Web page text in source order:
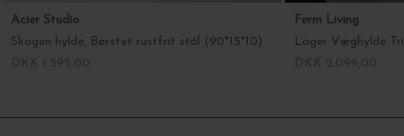
Acier Studio
Skagen hylde, Børstet rustfrit stål (90*15*10)
Ferm Living
Lager Væghylde